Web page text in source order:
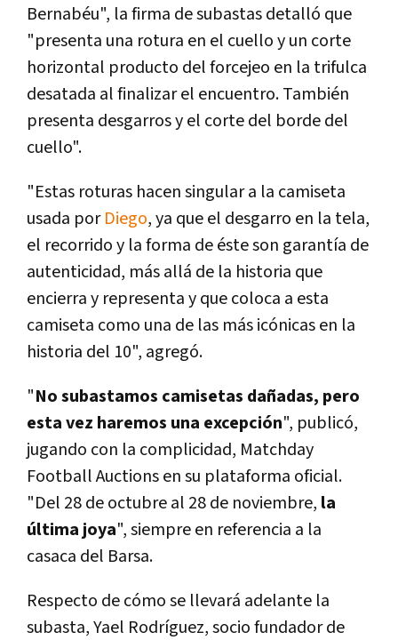
Bernabéu", la firma de subastas detalló que
"presenta una rotura en el cuello y un corte
horizontal producto del forcejeo en la trifulca
desatada al finalizar el encuentro. También
presenta desgarros y el corte del borde del
cuello".
"Estas roturas hacen singular a la camiseta
usada porDiego, ya que el desgarro en la tela,
el recorrido y la forma de éste son garantía de
autenticidad, más allá de la historia que
encierra y representa y que coloca a esta
camiseta como una de las más icónicas en la
historia del 10", agregó.
"No subastamos camisetas dañadas, pero
esta vez haremos una excepción", publicó,
jugando con la complicidad, Matchday
Football Auctions en su plataforma oficial.
"Del 28 de octubre al 28 de noviembre, la
última joya", siempre en referencia a la
casaca del Barsa.
Respecto de cómo se llevará adelante la
subasta, Yael Rodríguez, socio fundador de